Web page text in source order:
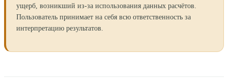
ущерб, возникший из-за использования данных расчётов.
Пользователь принимает на себя всю ответственность за
интерпретацию результатов.